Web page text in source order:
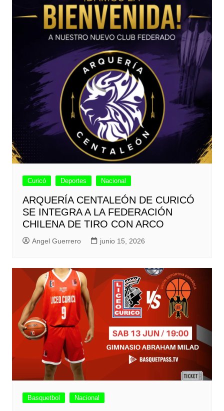
Curicó Deportes Nacional
ARQUERÍA CENTALEÓN DE CURICÓ
SE INTEGRA A LA FEDERACIÓN
CHILENA DE TIRO CON ARCO
Angel Guerrero junio 15, 2026
Basquetbol Nacional